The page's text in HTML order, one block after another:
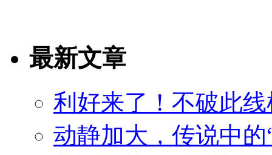
最新文章
利好来了！不破此
动静加大，传说中的